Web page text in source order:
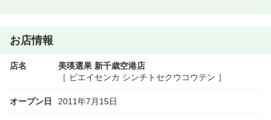
お店情報
店名
美瑛選果 新千歳空港店
［ ビエイセンカ シンチトセクウコウテン ］
オープン日 2011年7月15日